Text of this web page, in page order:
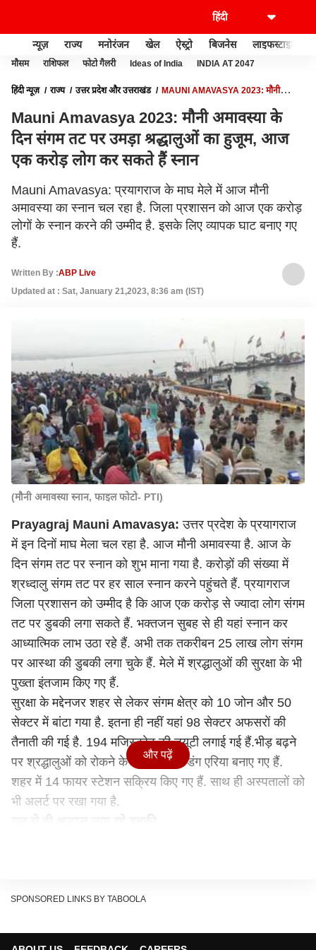
न्यूज़ राज्य मनोरंजन खेल ऐस्ट्रो बिजनेस लाइफस्टाइल
मौसम राशिफल फोटो गैलरी Ideas of India INDIA AT 2047
हिंदी न्यूज़ राज्य उत्तर प्रदेश और उत्तराखंड
MAUNI AMAVASYA 2023: मौनी
Mauni Amavasya 2023: मौनी अमावस्या के
दिन संगम तट पर उमड़ा श्रद्धालुओं का हुजूम, आज
एक करोड़ लोग कर सकते हैं स्नान
Mauni Amavasya: प्रयागराज के माघ मेले में आज मौनी
अमावस्या का स्नान चल रहा है. जिला प्रशासन को आज एक करोड़
लोगों के स्नान करने की उम्मीद है. इसके लिए व्यापक घाट बनाए गए
हैं.
Written By :ABP Live
Updated at : Sat, January 21,2023, 8:36 am (IST)
(मौनी अमावस्या स्नान, फाइल फोटो- PTI)
Prayagraj Mauni Amavasya:उत्तर प्रदेश के प्रयागराज
में इन दिनों माघ मेला चल रहा है. आज मौनी अमावस्या है. आज के
दिन संगम तट पर स्नान को शुभ माना गया है. करोड़ों की संख्या में
श्रध्दालु संगम तट पर हर साल स्नान करने पहुंचते हैं. प्रयागराज
जिला प्रशासन को उम्मीद है कि आज एक करोड़ से ज्यादा लोग संगम
तट पर डुबकी लगा सकते हैं. भक्तजन सुबह से ही यहां स्नान कर
आध्यात्मिक लाभ उठा रहे हैं. अभी तक तकरीबन 25 लाख लोग संगम
पर आस्था की डुबकी लगा चुके हैं. मेले में श्रद्धालुओं की सुरक्षा के भी
पुख्ता इंतजाम किए गए हैं.
सुरक्षा के मद्देनजर शहर से लेकर संगम क्षेत्र को 10 जोन और 50
सेक्टर में बांटा गया है. इतना ही नहीं यहां 98 सेक्टर अफसरों की
तैनाती की गई है. 194 मजिस्ट्रेट की ड्यूटी लगाई गई हैं.भीड़ बढ़ने
पर श्रद्धालुओं को रोकने के लिए 16 होल्डिंग एरिया बनाए गए हैं.
शहर में 14 फायर स्टेशन सक्रिय किए गए हैं. साथ ही अस्पतालों को
भी अलर्ट पर रखा गया है.
श्रद्धालुओं पर हेलीकॉप्टर से पुष्प वर्षा करेगी. विश्व के सबसे बड़े
और पढ़ें
SPONSORED LINKS BY TABOOLA